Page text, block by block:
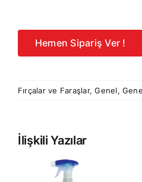
Hemen Sipariş Ver !
Fırçalar ve Faraşlar,Genel,
İlişkili Yazılar
PRESTİJ